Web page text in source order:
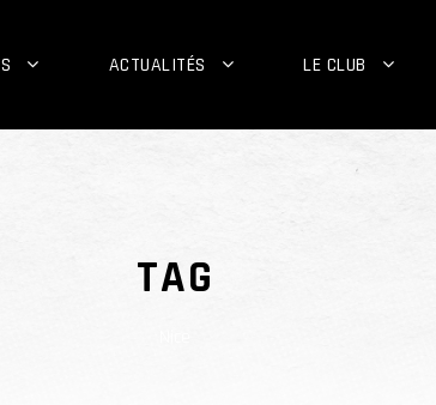
ACTUALITÉS LE CLUB
TAG